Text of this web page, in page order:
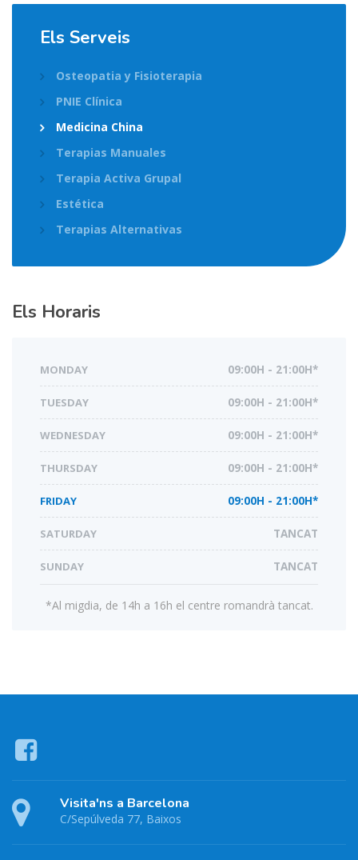
Els Serveis
Osteopatia y Fisioterapia
PNIE Clínica
Medicina China
Terapias Manuales
Terapia Activa Grupal
Estética
Terapias Alternativas
Els Horaris
MONDAY 09:00H - 21:00H*
TUESDAY 09:00H - 21:00H*
WEDNESDAY 09:00H - 21:00H*
THURSDAY 09:00H - 21:00H*
FRIDAY 09:00H - 21:00H*
SATURDAY TANCAT
SUNDAY TANCAT
*Al migdia, de 14h a 16h el centre romandrà tancat.
Visita'ns a Barcelona
C/Sepúlveda 77, Baixos